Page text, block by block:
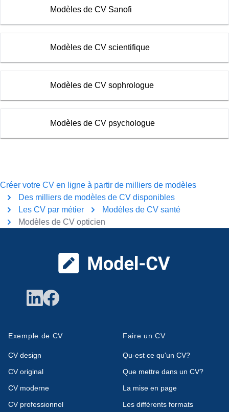
Modèles de CV Sanofi
Modèles de CV scientifique
Modèles de CV sophrologue
Modèles de CV psychologue
Créer votre CV en ligne à partir de milliers de modèles
Des milliers de modèles de CV disponibles
Les CV par métier
Modèles de CV santé
Modèles de CV opticien
Exemple de CV
CV design
CV original
CV moderne
CV professionnel
Faire un CV
Qu-est ce qu'un CV?
Que mettre dans un CV?
La mise en page
Les différents formats